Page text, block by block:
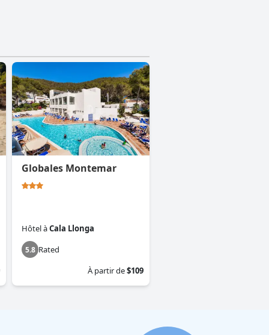
Globales Montemar
HôtelàCala Llonga
5.8 Rated
À partir de$109